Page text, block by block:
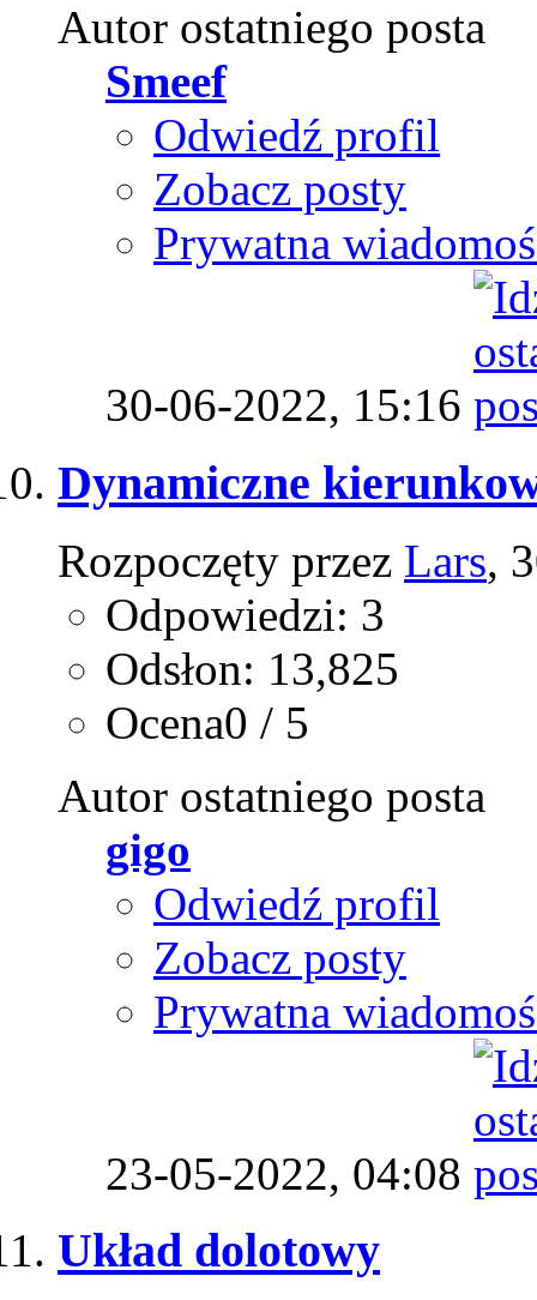
Autor ostatniego posta
Smeef
Odwiedź profil
Zobacz posty
Prywatna
30-06-2022, 15:16
Dynamiczne
Rozpoczęty przez Lars,
Odpowiedzi: 3
Odsłon: 13,825
Ocena0 / 5
Autor ostatniego posta
gigo
Odwiedź profil
Zobacz posty
Prywatna
23-05-2022, 04:08
Układ dolotowy